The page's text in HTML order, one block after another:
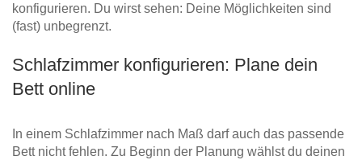
konfigurieren. Du wirst sehen: Deine Möglichkeiten sind
(fast) unbegrenzt.
Schlafzimmer konfigurieren: Plane dein
Bett online
In einem Schlafzimmer nach Maß darf auch das passende
Bett nicht fehlen. Zu Beginn der Planung wählst du deinen